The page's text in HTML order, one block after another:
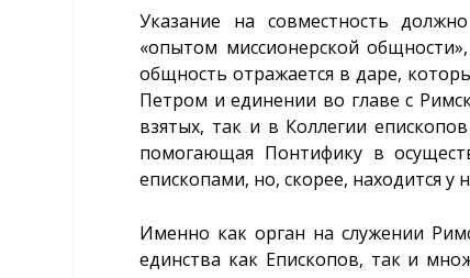
Указание на совместность
«опытом миссионерской
общность отражается в даре,
Петром и единении во главе с
взятых, так и в Коллегии
помогающая Понтифику в
епископами, но, скорее, находится у
Именно как орган на служении
единства как Епископов, так и